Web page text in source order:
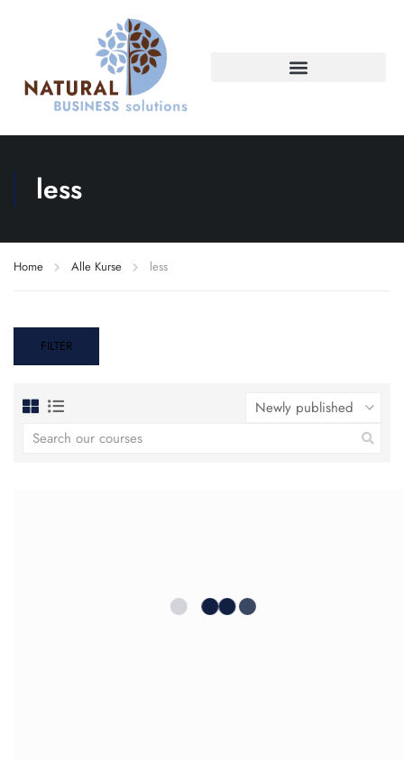
less
Home Alle Kurse less
FILTER